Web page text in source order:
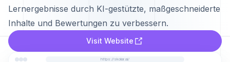
Lernergebnisse durch KI-gestützte, maßgeschneiderte
Inhalte und Bewertungen zu verbessern.
Visit Website
https://skolar.ai/